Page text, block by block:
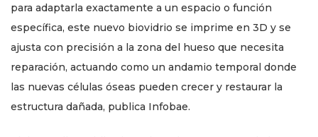
para adaptarla exactamente a un espacio o función
específica, este nuevo biovidrio se imprime en 3D y se
ajusta con precisión a la zona del hueso que necesita
reparación, actuando como un andamio temporal donde
las nuevas células óseas pueden crecer y restaurar la
estructura dañada, publica Infobae.